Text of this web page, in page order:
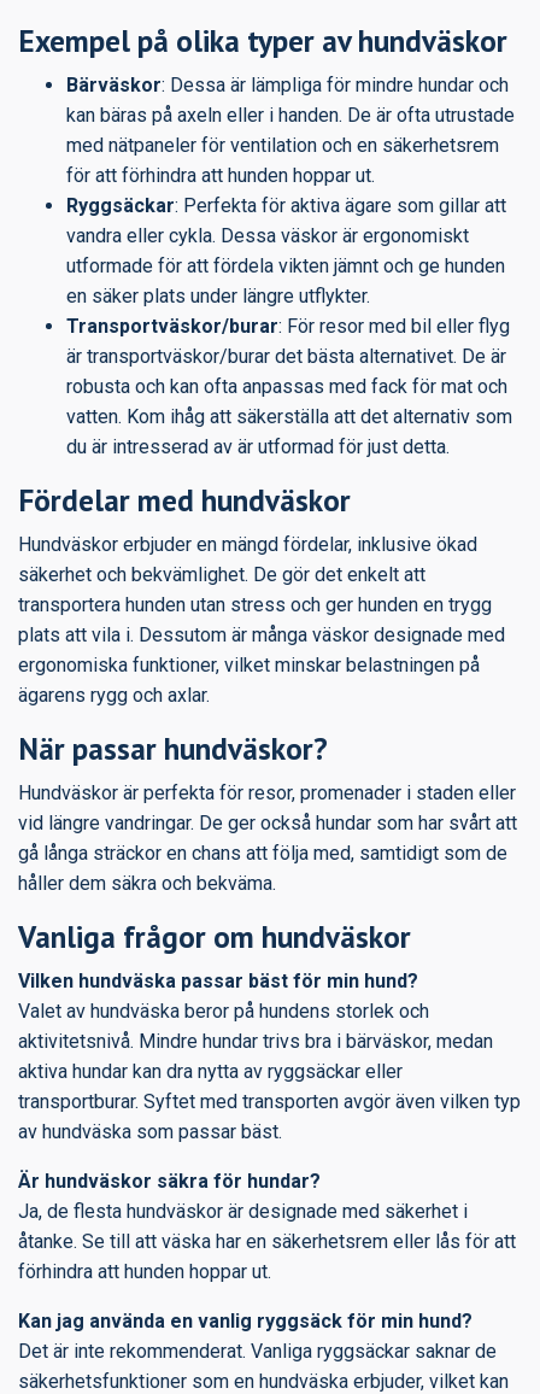
Exempel på olika typer av hundväskor
Bärväskor: Dessa är lämpliga för mindre hundar och
kan bäras på axeln eller i handen. De är ofta utrustade
med nätpaneler för ventilation och en säkerhetsrem
för att förhindra att hunden hoppar ut.
Ryggsäckar: Perfekta för aktiva ägare som gillar att
vandra eller cykla. Dessa väskor är ergonomiskt
utformade för att fördela vikten jämnt och ge hunden
en säker plats under längre utflykter.
Transportväskor/burar: För resor med bil eller flyg
är transportväskor/burar det bästa alternativet. De är
robusta och kan ofta anpassas med fack för mat och
vatten. Kom ihåg att säkerställa att det alternativ som
du är intresserad av är utformad för just detta.
Fördelar med hundväskor
Hundväskor erbjuder en mängd fördelar, inklusive ökad
säkerhet och bekvämlighet. De gör det enkelt att
transportera hunden utan stress och ger hunden en trygg
plats att vila i. Dessutom är många väskor designade med
ergonomiska funktioner, vilket minskar belastningen på
ägarens rygg och axlar.
När passar hundväskor?
Hundväskor är perfekta för resor, promenader i staden eller
vid längre vandringar. De ger också hundar som har svårt att
gå långa sträckor en chans att följa med, samtidigt som de
håller dem säkra och bekväma.
Vanliga frågor om hundväskor
Vilken hundväska passar bäst för min hund?
Valet av hundväska beror på hundens storlek och
aktivitetsnivå. Mindre hundar trivs bra i bärväskor, medan
aktiva hundar kan dra nytta av ryggsäckar eller
transportburar. Syftet med transporten avgör även vilken typ
av hundväska som passar bäst.
Är hundväskor säkra för hundar?
Ja, de flesta hundväskor är designade med säkerhet i
åtanke. Se till att väska har en säkerhetsrem eller lås för att
förhindra att hunden hoppar ut.
Kan jag använda en vanlig ryggsäck för min hund?
Det är inte rekommenderat. Vanliga ryggsäckar saknar de
säkerhetsfunktioner som en hundväska erbjuder, vilket kan